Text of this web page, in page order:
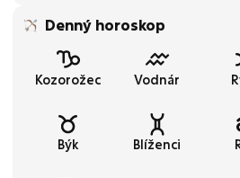
Denný horoskop
Kozorožec Vodnár
Býk Blíženci